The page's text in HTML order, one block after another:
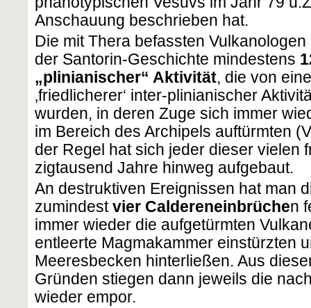
Anschauung beschrieben hat.
Die mit Thera befassten
der Santorin-Geschichte mindestens
„plinianischer“ Aktivität, die von
‚friedlicherer‘ inter-plinianischer
wurden, in deren Zuge sich immer
im Bereich des Archipels auftürmten
der Regel hat sich jeder dieser vielen
zigtausend Jahre hinweg aufgebaut.
An destruktiven Ereignissen hat man
zumindestvier Caldereneinbrüchen
immer wieder die aufgetürmten
entleerte Magmakammer einstürzten
Meeresbecken hinterließen. Aus
Gründen stiegen dann jeweils die
wieder empor.